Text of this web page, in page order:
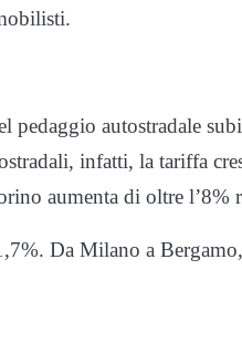
autostradale
infatti, la tariffa
aumenta di oltre l’8%
Da Milano a